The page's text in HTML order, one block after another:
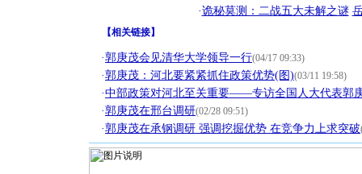
·诡秘莫测：二战五大未解之谜
【相关链接】
·郭庚茂会见清华大学领导一行(04/17 09:33)
·郭庚茂：河北要紧紧抓住政策优势(图)(03/11 19:58)
·中部政策对河北至关重要——专访全国人大代表郭
·郭庚茂在邢台调研(02/28 09:51)
·郭庚茂在承钢调研 强调挖掘优势 在竞争力上求突破